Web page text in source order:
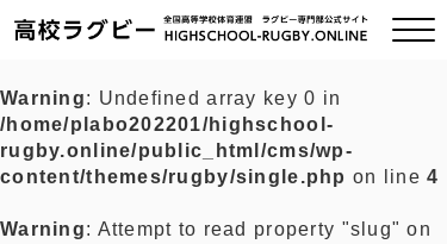
ご挨拶
Warning: Undefined array key 0 in
/home/plabo202201/highschool-
rugby.online/public_html/cms/wp-
content/themes/rugby/single.php on line4
Warning: Attempt to read property "slug" on